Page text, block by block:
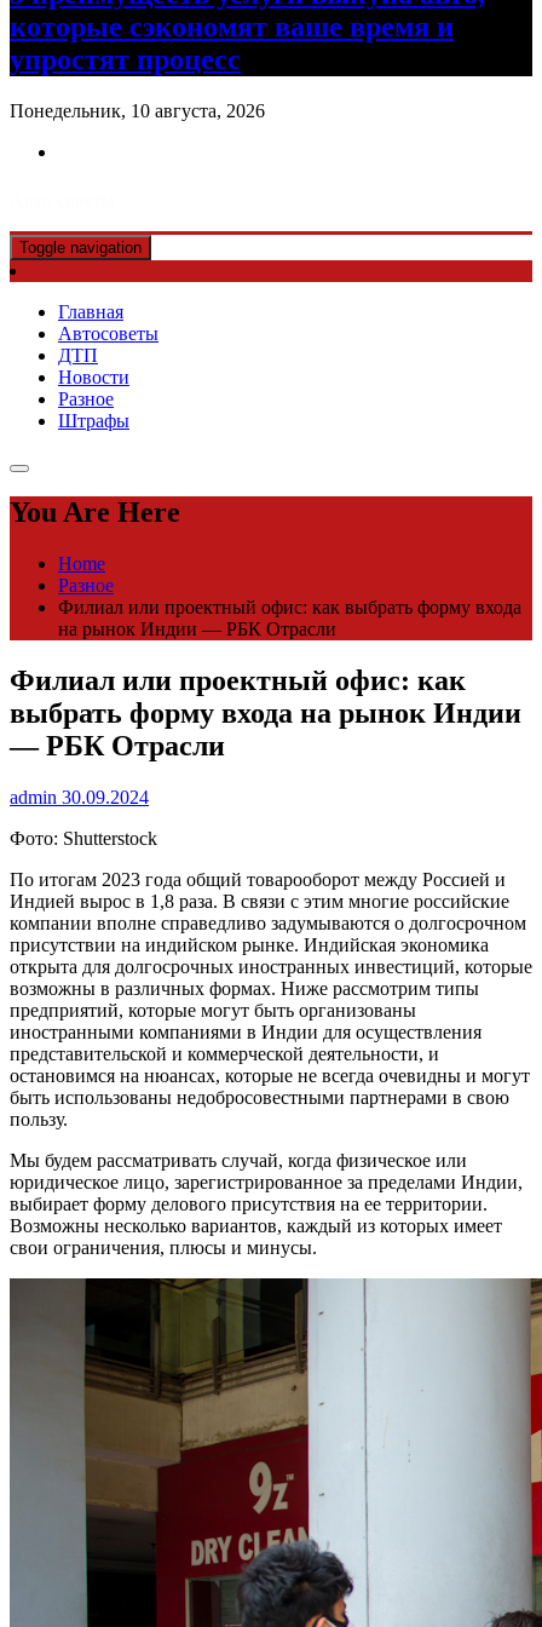
которые сэкономят ваше время и
упростят процесс
Понедельник, 10 августа, 2026
Toggle navigation
Главная
Автосоветы
ДТП
Новости
Разное
Штрафы
You Are Here
Home
Разное
Филиал или проектный офис: как выбрать форму входа
на рынок Индии — РБК Отрасли
Филиал или проектный офис: как
выбрать форму входа на рынок Индии
— РБК Отрасли
admin 30.09.2024
Фото: Shutterstock
По итогам 2023 года общий товарооборот между Россией и
Индией вырос в 1,8 раза. В связи с этим многие российские
компании вполне справедливо задумываются о долгосрочном
присутствии на индийском рынке. Индийская экономика
открыта для долгосрочных иностранных инвестиций, которые
возможны в различных формах. Ниже рассмотрим типы
предприятий, которые могут быть организованы
иностранными компаниями в Индии для осуществления
представительской и коммерческой деятельности, и
остановимся на нюансах, которые не всегда очевидны и могут
быть использованы недобросовестными партнерами в свою
пользу.
Мы будем рассматривать случай, когда физическое или
юридическое лицо, зарегистрированное за пределами Индии,
выбирает форму делового присутствия на ее территории.
Возможны несколько вариантов, каждый из которых имеет
свои ограничения, плюсы и минусы.